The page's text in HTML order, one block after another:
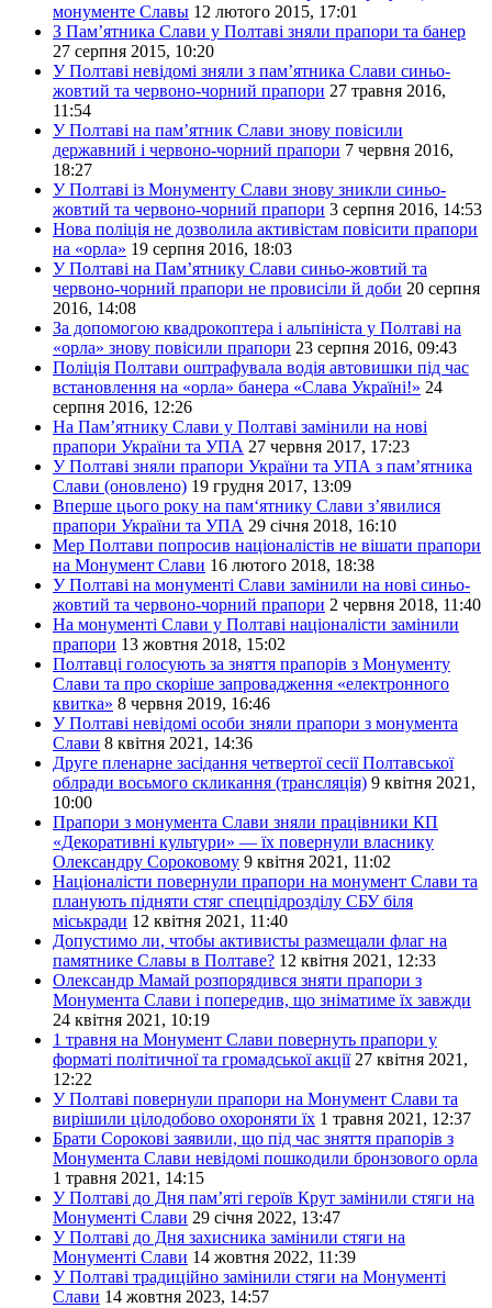
монументе Славы 12 лютого 2015, 17:01
З Пам’ятника Слави у Полтаві зняли прапори та банер
27 серпня 2015, 10:20
У Полтаві невідомі зняли з пам’ятника Слави синьо-
жовтий та червоно-чорний прапори 27 травня 2016,
11:54
У Полтаві на пам’ятник Слави знову повісили
державний і червоно-чорний прапори 7 червня 2016,
18:27
У Полтаві із Монументу Слави знову зникли синьо-
жовтий та червоно-чорний прапори 3 серпня 2016, 14:53
Нова поліція не дозволила активістам повісити прапори
на «орла» 19 серпня 2016, 18:03
У Полтаві на Пам’ятнику Слави синьо-жовтий та
червоно-чорний прапори не провисіли й доби 20 серпня
2016, 14:08
За допомогою квадрокоптера і альпініста у Полтаві на
«орла» знову повісили прапори 23 серпня 2016, 09:43
Поліція Полтави оштрафувала водія автовишки під час
встановлення на «орла» банера «Слава Україні!» 24
серпня 2016, 12:26
На Пам’ятнику Слави у Полтаві замінили на нові
прапори України та УПА 27 червня 2017, 17:23
У Полтаві зняли прапори України та УПА з пам’ятника
Слави (оновлено) 19 грудня 2017, 13:09
Вперше цього року на пам‘ятнику Слави з’явилися
прапори України та УПА 29 січня 2018, 16:10
Мер Полтави попросив націоналістів не вішати прапори
на Монумент Слави 16 лютого 2018, 18:38
У Полтаві на монументі Слави замінили на нові синьо-
жовтий та червоно-чорний прапори 2 червня 2018, 11:40
На монументі Слави у Полтаві націоналісти замінили
прапори 13 жовтня 2018, 15:02
Полтавці голосують за зняття прапорів з Монументу
Слави та про скоріше запровадження «електронного
квитка» 8 червня 2019, 16:46
У Полтаві невідомі особи зняли прапори з монумента
Слави 8 квітня 2021, 14:36
Друге пленарне засідання четвертої сесії Полтавської
облради восьмого скликання (трансляція) 9 квітня 2021,
10:00
Прапори з монумента Слави зняли працівники КП
«Декоративні культури» — їх повернули власнику
Олександру Сороковому 9 квітня 2021, 11:02
Націоналісти повернули прапори на монумент Слави та
планують підняти стяг спецпідрозділу СБУ біля
міськради 12 квітня 2021, 11:40
Допустимо ли, чтобы активисты размещали флаг на
памятнике Славы в Полтаве? 12 квітня 2021, 12:33
Олександр Мамай розпорядився зняти прапори з
Монумента Слави і попередив, що зніматиме їх завжди
24 квітня 2021, 10:19
1 травня на Монумент Слави повернуть прапори у
форматі політичної та громадської акції 27 квітня 2021,
12:22
У Полтаві повернули прапори на Монумент Слави та
вирішили цілодобово охороняти їх 1 травня 2021, 12:37
Брати Сорокові заявили, що під час зняття прапорів з
Монумента Слави невідомі пошкодили бронзового орла
1 травня 2021, 14:15
У Полтаві до Дня пам’яті героїв Крут замінили стяги на
Монументі Слави 29 січня 2022, 13:47
У Полтаві до Дня захисника замінили стяги на
Монументі Слави 14 жовтня 2022, 11:39
У Полтаві традиційно замінили стяги на Монументі
Слави 14 жовтня 2023, 14:57